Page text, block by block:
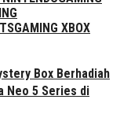
GAMING XBOX
Box Berhadiah
Neo 5 Series di